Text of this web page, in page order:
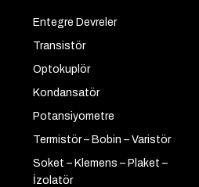
Entegre Devreler
Transistör
Optokuplör
Kondansatör
Potansiyometre
Termistör – Bobin – Varistör
Soket – Klemens – Plaket –
İzolatör